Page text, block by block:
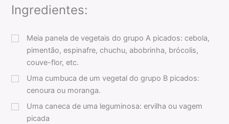
Ingredientes:
Meia panela de vegetais do grupo A picados: cebola,
pimentão, espinafre, chuchu, abobrinha, brócolis,
couve-flor, etc.
Uma cumbuca de um vegetal do grupo B picados:
cenoura ou moranga.
Uma caneca de uma leguminosa: ervilha ou vagem
picada